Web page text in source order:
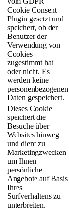
Cookie Consent
Plugin gesetzt und
speichert, ob der
Benutzer der
Verwendung von
Cookies
zugestimmt hat
oder nicht. Es
werden keine
personenbezogenen
Daten gespeichert.
Dieses Cookie
speichert die
Besuche über
Websites hinweg
und dient zu
Marketingzwecken
um Ihnen
persönliche
Angebote auf Basis
Ihres
Surfverhaltens zu
unterbreiten.